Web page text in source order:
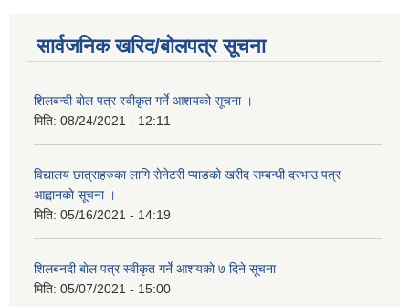
सार्वजनिक खरिद/बोलपत्र सूचना
शिलबन्दी बाेल पत्र स्वीकृत गर्ने आशयको सूचना ।
मिति: 08/24/2021 - 12:11
विद्यालय छात्राहरुका लागि सेनेटरी प्याडको खरीद सम्बन्धी दरभाउ पत्र
आह्वानकाे सूचना ।
मिति: 05/16/2021 - 14:19
शिलबनदी बाेल पत्र स्वीकृत गर्ने आशयकाे ७ दिने सूचना
मिति: 05/07/2021 - 15:00